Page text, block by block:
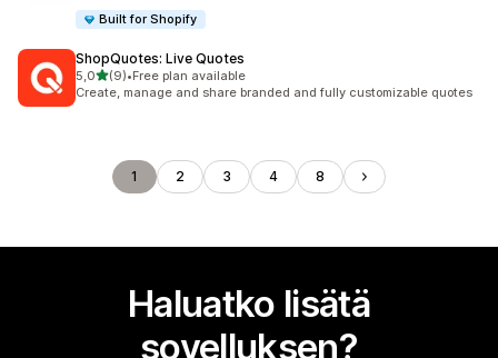
Built for Shopify
ShopQuotes: Live Quotes
5,0/ 5 tähteä
(9)
9 arvostelua yhteensä
•Free plan available
Create, manage and share branded and fully customizable quotes
1 2 3 4 8
Haluatko lisätä
sovelluksen?